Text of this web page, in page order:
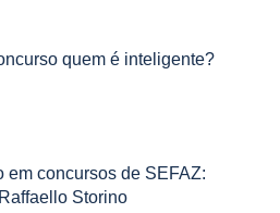
quem é inteligente?
em concursos de SEFAZ:
Storino